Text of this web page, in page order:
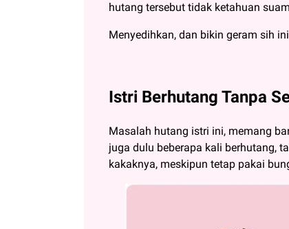
hutang tersebut tidak ketahuan
Menyedihkan, dan bikin geram sih
Istri Berhutang Tanpa
Masalah hutang istri ini, memang
juga dulu beberapa kali berhutang,
kakaknya, meskipun tetap pakai